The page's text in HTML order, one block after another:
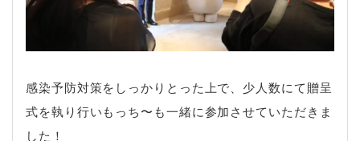
感染予防対策をしっかりとった上で、少人数にて贈呈
式を執り行いもっち〜も一緒に参加させていただきま
した！